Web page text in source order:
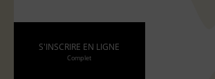
S'INSCRIRE EN LIGNE
Complet